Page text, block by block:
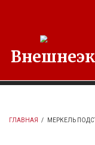
ГЛАВНАЯ / МЕРКЕЛЬ